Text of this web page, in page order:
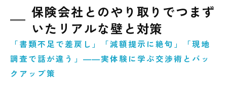
保険会社とのやり取りでつまず
いたリアルな壁と対策
「書類不足で差戻し」「減額提示に絶句」「現地
調査で話が違う」――実体験に学ぶ交渉術とバッ
クアップ策